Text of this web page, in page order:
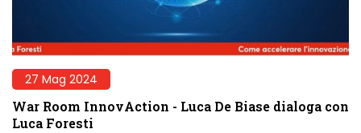
27 Mag 2024
War Room InnovAction - Luca De Biase dialoga con
Luca Foresti